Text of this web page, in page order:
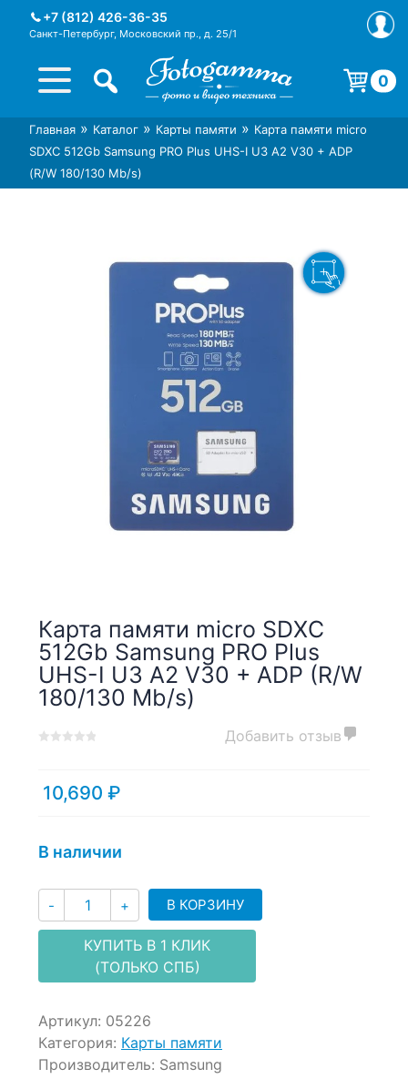
+7 (812) 426-36-35
Санкт-Петербург, Московский пр., д. 25/1
Интернет-магазин фототехники
Foto-Gamma в СПб
Магазин фотоаксессуаров foto-
gamma.ru
0
Корзина пуста.
Главная » Каталог » Карты памяти » Карта памяти micro
SDXC 512Gb Samsung PRO Plus UHS-I U3 A2 V30 + ADP
(R/W 180/130 Mb/s)
Карта памяти micro SDXC
512Gb Samsung PRO Plus
UHS-I U3 A2 V30 + ADP (R/W
180/130 Mb/s)
of
based
ratings
Добавить отзыв
10,690 ₽
В наличии
- Количество
+ В КОРЗИНУ
КУПИТЬ В 1 КЛИК
(ТОЛЬКО СПБ)
Артикул: 05226
Категория: Карты памяти
Производитель: Samsung